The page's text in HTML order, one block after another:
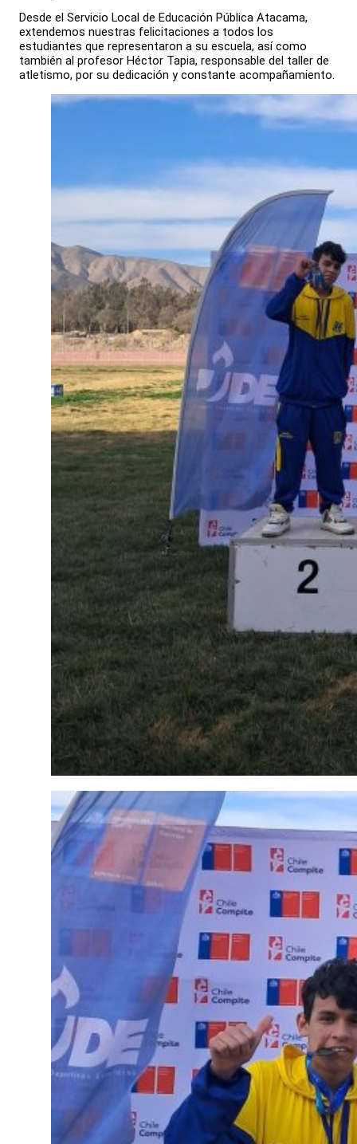
Desde el Servicio Local de Educación Pública Atacama,
extendemos nuestras felicitaciones a todos los
estudiantes que representaron a su escuela, así como
también al profesor Héctor Tapia, responsable del taller de
atletismo, por su dedicación y constante acompañamiento.